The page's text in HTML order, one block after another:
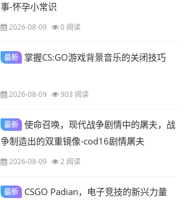
事-怀孕小常识
2026-08-09 0 阅读
最新 掌握CS:GO游戏背景音乐的关闭技巧
2026-08-09 903 阅读
最新 使命召唤，现代战争剧情中的屠夫，战
争制造出的双重镜像-cod16剧情屠夫
2026-08-09 2 阅读
最新 CSGO Padian，电子竞技的新兴力量